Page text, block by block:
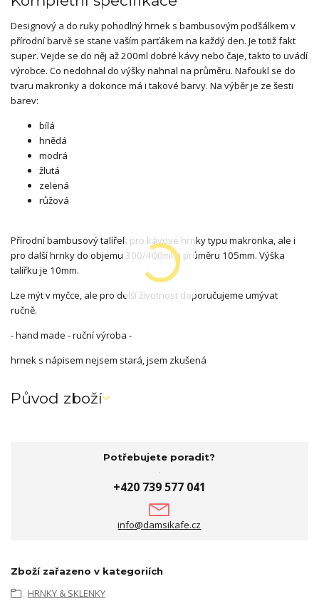
Designový a do ruky pohodlný hrnek s bambusovým podšálkem v
přírodní barvě se stane vaším parťákem na každý den. Je totiž fakt
super. Vejde se do něj až 200ml dobré kávy nebo čaje, takto to uvádí
výrobce. Co nedohnal do výšky nahnal na průměru. Nafoukl se do
tvaru makronky a dokonce má i takové barvy. Na výběr je ze šesti
barev:
bílá
hnědá
modrá
žlutá
zelená
růžová
Přírodní bambusový talířek pro kávové hrnky typu makronka, ale i
pro další hrnky do objemu 300/400ml a průměru 105mm. Výška
talířku je 10mm.
Lze mýt v myčce, ale pro delší životnost doporučujeme umývat
ručně.
- hand made - ruční výroba -
hrnek s nápisem nejsem stará, jsem zkušená
Původ zboží
Potřebujete poradit?
+420 739 577 041
info@damsikafe.cz
Zboží zařazeno v kategoriích
HRNKY & SKLENKY